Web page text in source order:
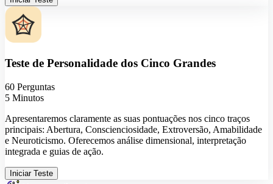
Teste de Personalidade dos Cinco Grandes
60 Perguntas
5 Minutos
Apresentaremos claramente as suas pontuações nos cinco traços
principais: Abertura, Conscienciosidade, Extroversão, Amabilidade
e Neuroticismo. Oferecemos análise dimensional, interpretação
integrada e guias de ação.
Iniciar Teste